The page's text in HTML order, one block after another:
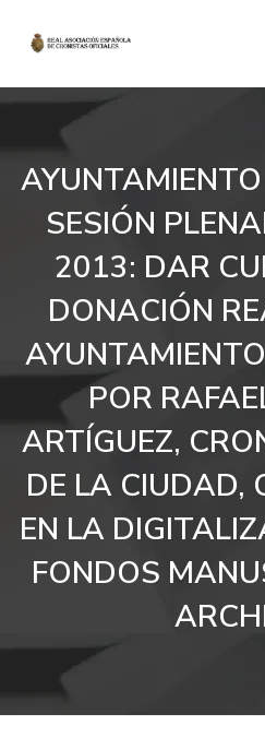
SESIÓN
2013: DAR
DONACIÓN
POR
ARTÍGUEZ,
DE LA CIUDAD,
EN LA
FONDOS